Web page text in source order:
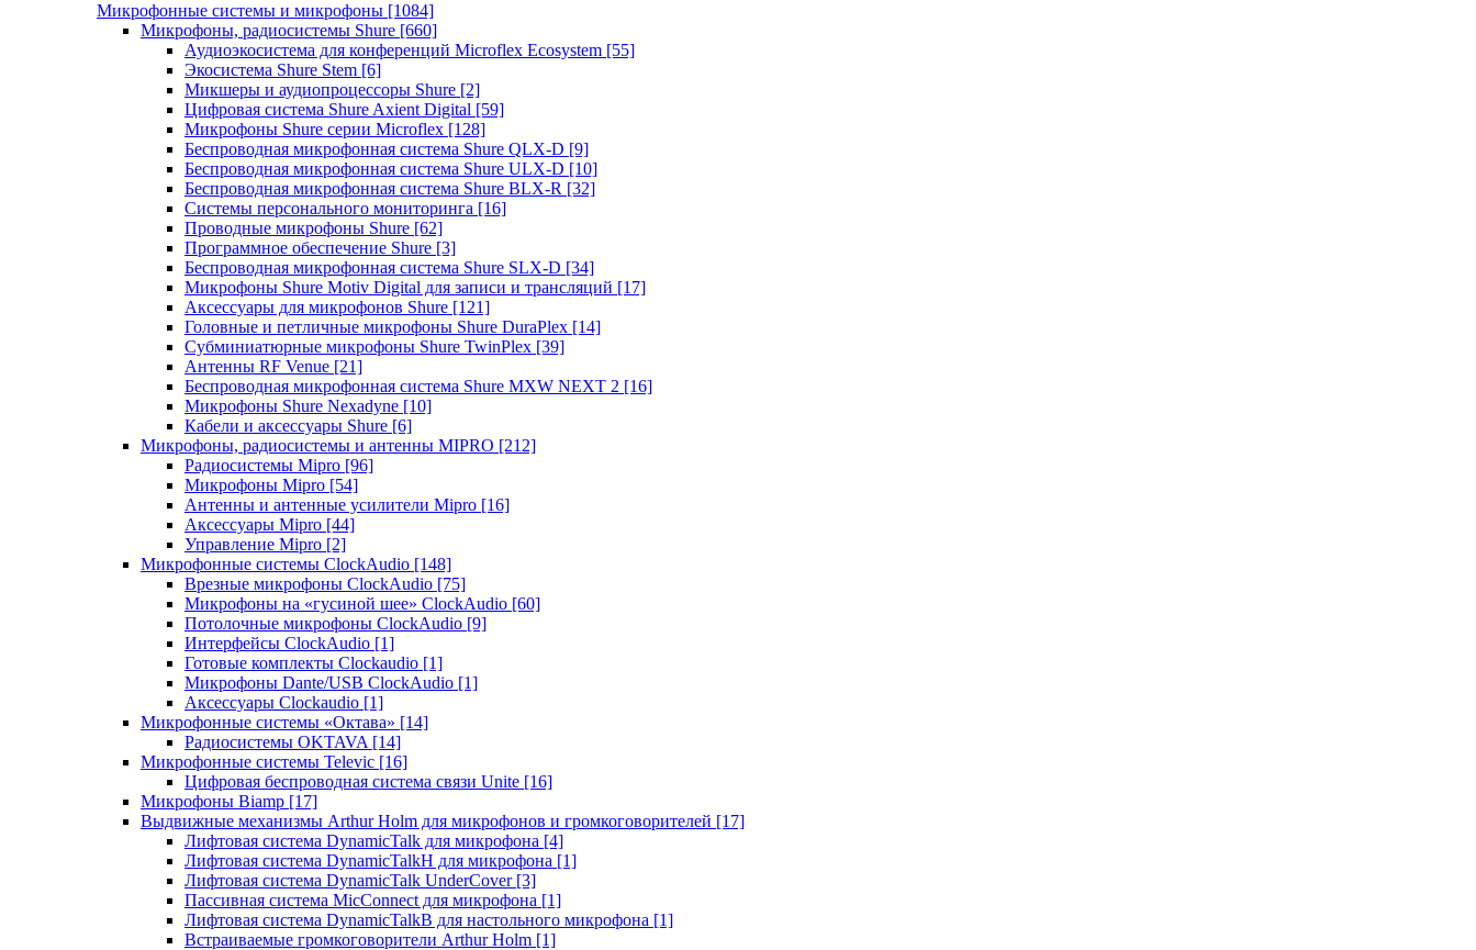
Микрофонные системы и микрофоны [1084]
Микрофоны, радиосистемы Shure [660]
Аудиоэкосистема для конференций Microflex Ecosystem [55]
Экосистема Shure Stem [6]
Микшеры и аудиопроцессоры Shure [2]
Цифровая система Shure Axient Digital [59]
Микрофоны Shure серии Microflex [128]
Беспроводная микрофонная система Shure QLX-D [9]
Беспроводная микрофонная система Shure ULX-D [10]
Беспроводная микрофонная система Shure BLX-R [32]
Системы персонального мониторинга [16]
Проводные микрофоны Shure [62]
Программное обеспечение Shure [3]
Беспроводная микрофонная система Shure SLX-D [34]
Микрофоны Shure Motiv Digital для записи и трансляций [17]
Аксессуары для микрофонов Shure [121]
Головные и петличные микрофоны Shure DuraPlex [14]
Субминиатюрные микрофоны Shure TwinPlex [39]
Антенны RF Venue [21]
Беспроводная микрофонная система Shure MXW NEXT 2 [16]
Микрофоны Shure Nexadyne [10]
Кабели и аксессуары Shure [6]
Микрофоны, радиосистемы и антенны MIPRO [212]
Радиосистемы Mipro [96]
Микрофоны Mipro [54]
Антенны и антенные усилители Mipro [16]
Аксессуары Mipro [44]
Управление Mipro [2]
Микрофонные системы ClockAudio [148]
Врезные микрофоны ClockAudio [75]
Микрофоны на «гусиной шее» ClockAudio [60]
Потолочные микрофоны ClockAudio [9]
Интерфейсы ClockAudio [1]
Готовые комплекты Clockaudio [1]
Микрофоны Dante/USB ClockAudio [1]
Аксессуары Clockaudio [1]
Микрофонные системы «Октава» [14]
Радиосистемы OKTAVA [14]
Микрофонные системы Televic [16]
Цифровая беспроводная система связи Unite [16]
Микрофоны Biamp [17]
Выдвижные механизмы Arthur Holm для микрофонов и громкоговорителей [17]
Лифтовая система DynamicTalk для микрофона [4]
Лифтовая система DynamicTalkH для микрофона [1]
Лифтовая система DynamicTalk UnderCover [3]
Пассивная система MicConnect для микрофона [1]
Лифтовая система DynamicTalkB для настольного микрофона [1]
Встраиваемые громкоговорители Arthur Holm [1]